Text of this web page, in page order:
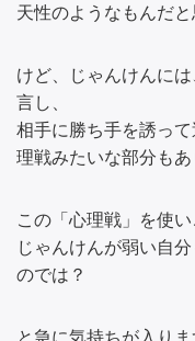
天性のようなもんだと
けど、じゃんけんに
言し、
相手に勝ち手を誘っ
理戦みたいな部分もあ
この「心理戦」を使
じゃんけんが弱い自
のでは？